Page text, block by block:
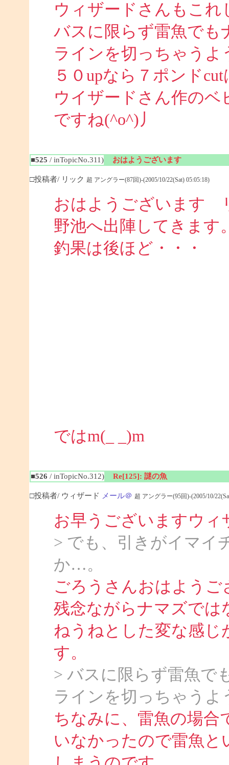
ウィザードさんもこれ
バスに限らず雷魚でも
ラインを切っちゃう
５０upなら７ポンド
ウイザードさん作の
ですね(^o^)丿
■525 / inTopicNo.311) おはようございます
□投稿者/ リック 超 アングラー(87回)-(2005/10/22(Sat) 05:05:18)
おはようございます
野池へ出陣してきます
釣果は後ほど・・・
ではm(_ _)m
■526 / inTopicNo.312) Re[125]: 謎の魚
□投稿者/ ウィザード メール＠ 超 アングラー(95回)-(2005/10/
お早うございますウィ
> でも、引きがイマイ
か…。
ごろうさんおはようご
残念ながらナマズでは
ねうねとした変な感じ
す。
> バスに限らず雷魚で
ラインを切っちゃう
ちなみに、雷魚の場合
いなかったので雷魚と